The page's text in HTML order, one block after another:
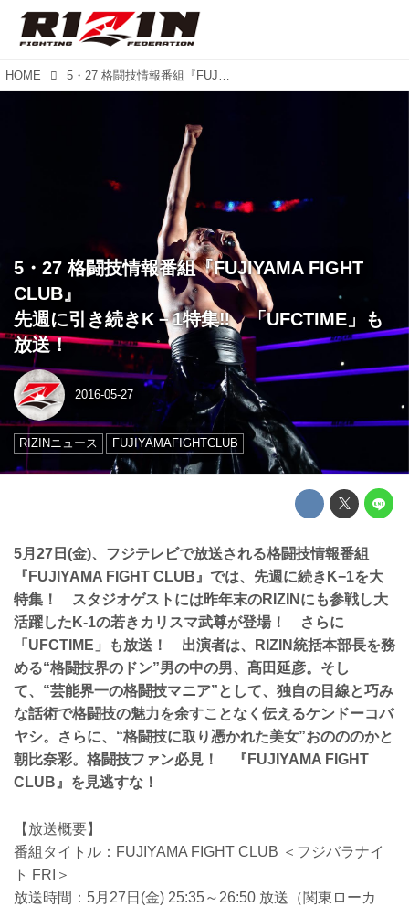
HOME 5・27 格闘技情報番組『FUJIYAMA FIGHT CLUB』 先週に引き続きK－1特集‼︎ 「UFCTIME」も放送！
5・27 格闘技情報番組『FUJIYAMA FIGHT
CLUB』
先週に引き続きK－1特集‼︎ 「UFCTIME」も
放送！
2016-05-27
RIZINニュース FUJIYAMAFIGHTCLUB
5月27日(金)、フジテレビで放送される格闘技情報番組
『FUJIYAMA FIGHT CLUB』では、先週に続きK−1を大
特集！ スタジオゲストには昨年末のRIZINにも参戦し大
活躍したK-1の若きカリスマ武尊が登場！ さらに
「UFCTIME」も放送！ 出演者は、RIZIN統括本部長を務
める“格闘技界のドン”男の中の男、髙田延彦。そし
て、“芸能界一の格闘技マニア”として、独自の目線と巧み
な話術で格闘技の魅力を余すことなく伝えるケンドーコバ
ヤシ。さらに、“格闘技に取り憑かれた美女”おのののかと
朝比奈彩。格闘技ファン必見！ 『FUJIYAMA FIGHT
CLUB』を見逃すな！
【放送概要】
番組タイトル：FUJIYAMA FIGHT CLUB ＜フジバラナイ
ト FRI＞
放送時間：5月27日(金) 25:35～26:50 放送（関東ローカ